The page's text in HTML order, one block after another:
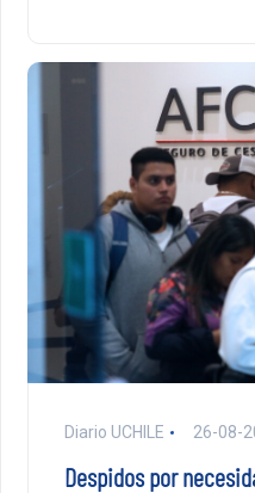
Diario UCHILE 26-08-
Despidos por